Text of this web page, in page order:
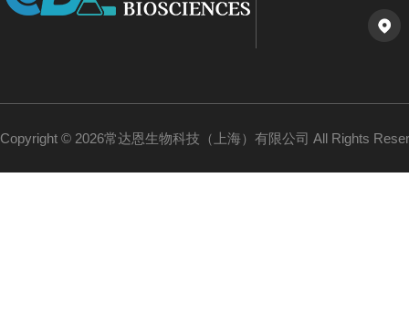
Copyright © 2026常达恩生物科技（上海）有限公司 All Rights